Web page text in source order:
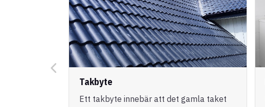
Takbyte
Ett takbyte innebär att det gamla taket